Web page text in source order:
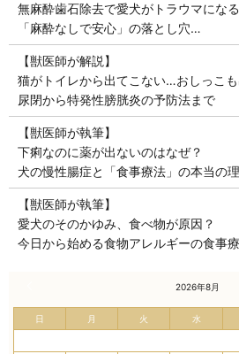
無麻酔歯石除去で愛犬がトラウマにな
「麻酔なしで安心」の落とし穴…
【獣医師が解説】
猫がトイレから出てこない…おしっこも
尿閉から特発性膀胱炎の予防法まで
【獣医師が執筆】
下痢なのに薬が出ないのはなぜ？
犬の慢性腸症と「食事療法」の本当の
【獣医師が執筆】
愛犬のそのかゆみ、食べ物が原因？
今日から始める食物アレルギーの食事
2026年8月
日 月 火 水